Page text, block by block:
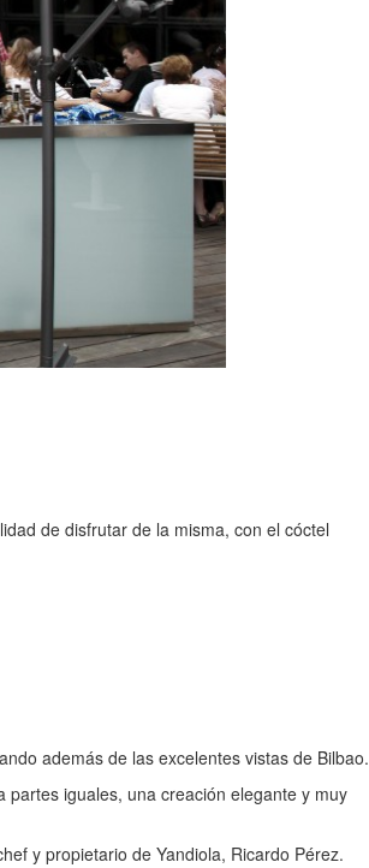
de disfrutar de la misma, con el cóctel
además de las excelentes vistas de Bilbao.
iguales, una creación elegante y muy
y propietario de Yandiola, Ricardo Pérez.